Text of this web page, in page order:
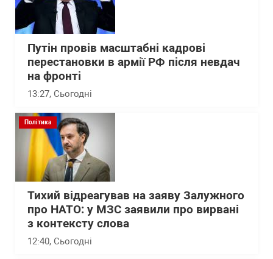
Путін провів масштабні кадрові
перестановки в армії РФ після невдач
на фронті
13:27, Сьогодні
Політика
Тихий відреагував на заяву Залужного
про НАТО: у МЗС заявили про вирвані
з контексту слова
12:40, Сьогодні